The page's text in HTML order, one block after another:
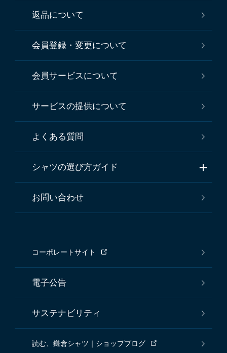
返品について
会員登録・変更について
会員サービスについて
サービスの提供について
よくある質問
シャツの選び方ガイド
お問い合わせ
コーポレートサイト
電子公告
サステナビリティ
読む、鎌倉シャツ｜ショップブログ